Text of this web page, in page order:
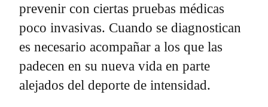
prevenir con ciertas pruebas médicas
poco invasivas. Cuando se diagnostican
es necesario acompañar a los que las
padecen en su nueva vida en parte
alejados del deporte de intensidad.